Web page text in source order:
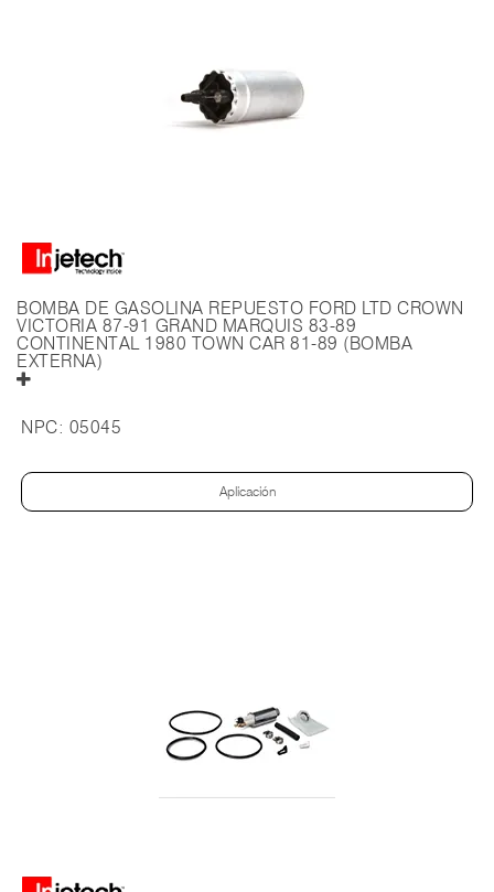
BOMBA DE GASOLINA REPUESTO FORD LTD CROWN
VICTORIA 87-91 GRAND MARQUIS 83-89
CONTINENTAL 1980 TOWN CAR 81-89 (BOMBA
EXTERNA)
NPC: 05045
Aplicación